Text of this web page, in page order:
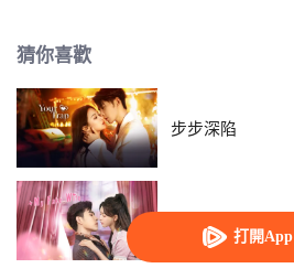
打開App
猜你喜歡
步步深陷